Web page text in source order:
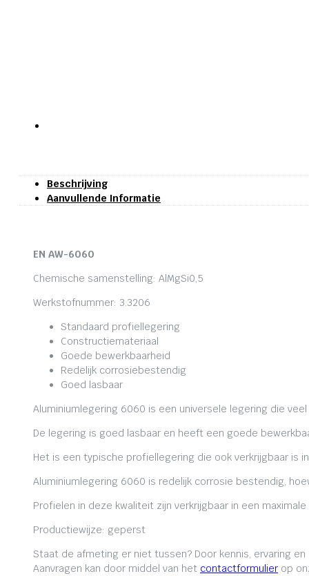
Beschrijving
Aanvullende Informatie
EN AW-6060
Chemische samenstelling: AlMgSi0,5
Werkstofnummer: 3.3206
Standaard profiellegering
Constructiemateriaal
Goede bewerkbaarheid
Redelijk corrosiebestendig
Goed lasbaar
Aluminiumlegering 6060 is een universele legering die
De legering is goed lasbaar en heeft een goede
Het is een typische profiellegering die ook verkrijgbaar is
Aluminiumlegering 6060 is redelijk corrosie bestendig,
Profielen in deze kwaliteit zijn verkrijgbaar in een
Productiewijze: geperst
Staat de afmeting er niet tussen? Door kennis, ervaring
Aanvragen kan door middel van het contactformulier op